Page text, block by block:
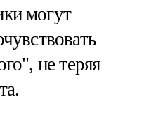
могут
не теряя